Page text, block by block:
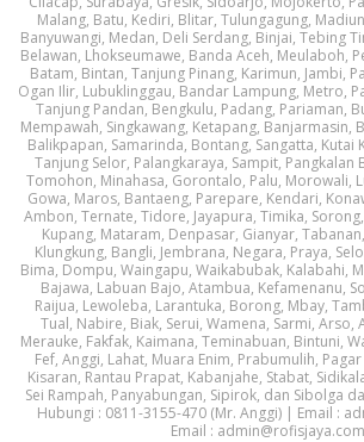
Malang, Batu, Kediri, Blitar, Tulungagung,
Banyuwangi, Medan, Deli Serdang, Binjai, Tebing
Belawan, Lhokseumawe, Banda Aceh, Meulaboh,
Batam, Bintan, Tanjung Pinang, Karimun, Jambi,
Ogan Ilir, Lubuklinggau, Bandar Lampung, Metro,
Tanjung Pandan, Bengkulu, Padang, Pariaman,
Mempawah, Singkawang, Ketapang, Banjarmasin,
Balikpapan, Samarinda, Bontang, Sangatta, Kutai
Tanjung Selor, Palangkaraya, Sampit, Pangkalan
Tomohon, Minahasa, Gorontalo, Palu, Morowali,
Gowa, Maros, Bantaeng, Parepare, Kendari,
Ambon, Ternate, Tidore, Jayapura, Timika,
Kupang, Mataram, Denpasar, Gianyar,
Klungkung, Bangli, Jembrana, Negara, Praya,
Bima, Dompu, Waingapu, Waikabubak, Kalabahi,
Bajawa, Labuan Bajo, Atambua, Kefamenanu,
Raijua, Lewoleba, Larantuka, Borong, Mbay,
Tual, Nabire, Biak, Serui, Wamena, Sarmi, Arso,
Merauke, Fakfak, Kaimana, Teminabuan, Bintuni,
Fef, Anggi, Lahat, Muara Enim, Prabumulih,
Kisaran, Rantau Prapat, Kabanjahe, Stabat,
Sei Rampah, Panyabungan, Sipirok, dan Sibolga
Hubungi : 0811-3155-470 (Mr. Anggi) | Email :
Email : admin@rofisjaya.com